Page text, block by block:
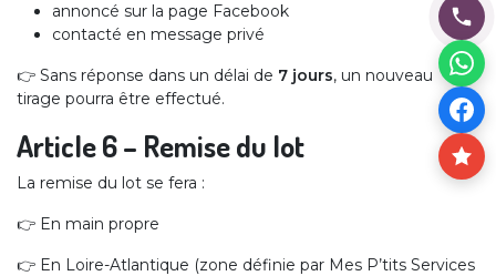
annoncé sur la page Facebook
contacté en message privé
👉 Sans réponse dans un délai de 7 jours, un nouveau
tirage pourra être effectué.
Article 6 – Remise du lot
La remise du lot se fera :
👉 En main propre
👉 En Loire-Atlantique (zone définie par Mes P’tits Services